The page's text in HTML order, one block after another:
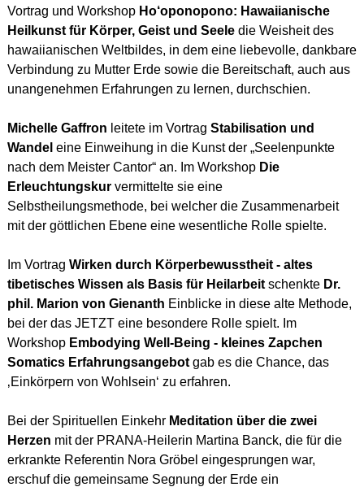
Vortrag und Workshop Ho‘oponopono: Hawaiianische
Heilkunst für Körper, Geist und Seeledie Weisheit des
hawaiianischen Weltbildes, in dem eine liebevolle, dankbare
Verbindung zu Mutter Erde sowie die Bereitschaft, auch aus
unangenehmen Erfahrungen zu lernen, durchschien.
Michelle Gaffron leitete im Vortrag Stabilisation und
Wandel eine Einweihung in die Kunst der „Seelenpunkte
nach dem Meister Cantor“ an. Im Workshop Die
Erleuchtungskurvermittelte sie eine
Selbstheilungsmethode, bei welcher die Zusammenarbeit
mit der göttlichen Ebene eine wesentliche Rolle spielte.
Im Vortrag Wirken durch Körperbewusstheit - altes
tibetisches Wissen als Basis für Heilarbeitschenkte Dr.
phil. Marion von Gienanth Einblicke in diese alte Methode,
bei der das JETZT eine besondere Rolle spielt. Im
Workshop Embodying Well-Being - kleines Zapchen
Somatics Erfahrungsangebotgab es die Chance, das
‚Einkörpern von Wohlsein‘ zu erfahren.
Bei der Spirituellen Einkehr Meditation über die zwei
Herzen mit der PRANA-Heilerin Martina Banck, die für die
erkrankte Referentin Nora Gröbel eingesprungen war,
erschuf die gemeinsame Segnung der Erde ein